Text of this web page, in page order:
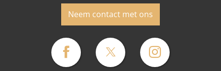
Neem contact met ons